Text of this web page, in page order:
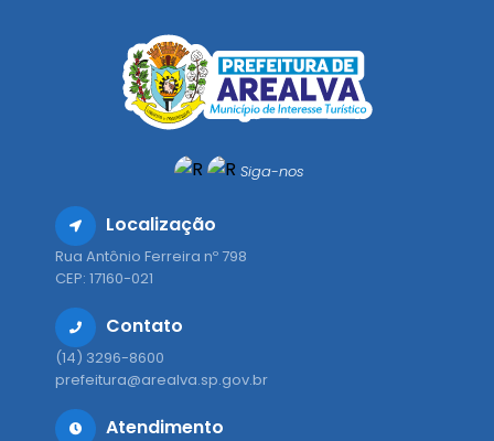
Siga-nos
Localização
Rua Antônio Ferreira nº 798
CEP: 17160-021
Contato
(14) 3296-8600
prefeitura@arealva.sp.gov.br
Atendimento